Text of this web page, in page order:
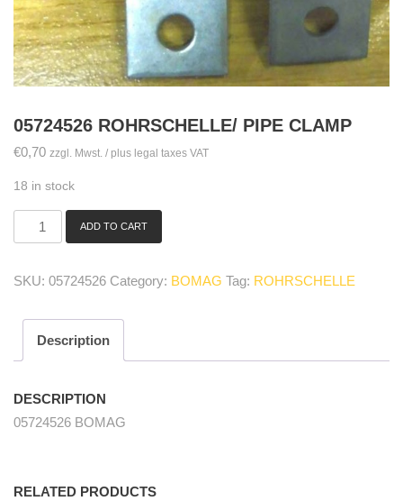
05724526 ROHRSCHELLE/ PIPE CLAMP
€0,70 zzgl. Mwst. / plus legal taxes VAT
18 in stock
05724526
clamp
ADD TO CART
SKU: 05724526 Category: BOMAG Tag: ROHRSCHELLE
Description
DESCRIPTION
05724526 BOMAG
RELATED PRODUCTS